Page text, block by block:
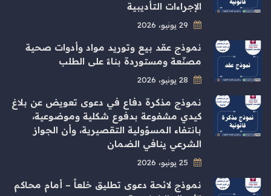
الإجراءات التأديبية
نموذج عقد بيع وتوريد مواد وأدوات صحية
مصنّعة ومستوردة بناءً على الطلب
نموذج مذكرة دفاع في دعوى تعويض عن بلاغ
كيدي مشفوعة بدفوع شكلية وموضوعية،
بانتفاء المسؤولية التقصيرية، وأن الجواز
الشرعي ينافي الضمان
نموذج لائحة دعوى تطليق خلعاً – أمام محاكم